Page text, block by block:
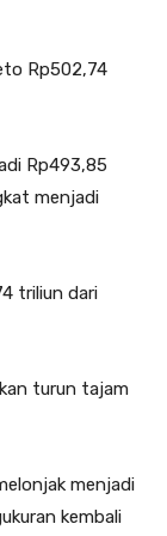
Rp502,74
Rp493,85
menjadi
triliun dari
turun tajam
menjadi
kembali